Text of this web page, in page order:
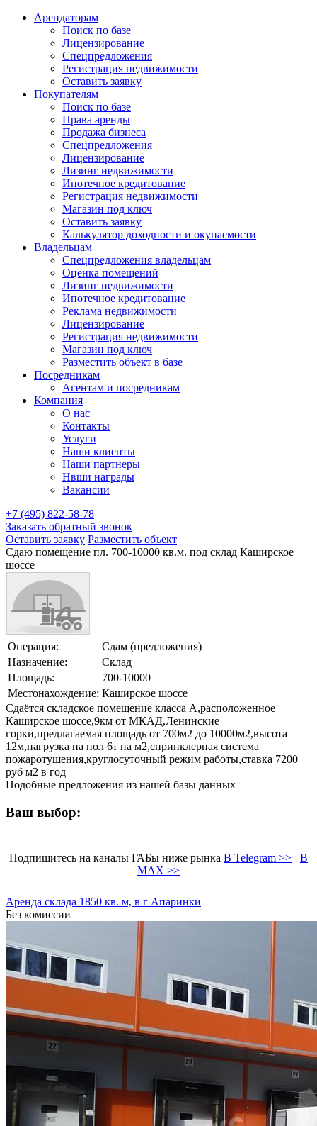
Арендаторам
Поиск по базе
Лицензирование
Спецпредложения
Регистрация недвижимости
Оставить заявку
Покупателям
Поиск по базе
Права аренды
Продажа бизнеса
Спецпредложения
Лицензирование
Лизинг недвижимости
Ипотечное кредитование
Регистрация недвижимости
Магазин под ключ
Оставить заявку
Калькулятор доходности и окупаемости
Владельцам
Спецпредложения владельцам
Оценка помещений
Лизинг недвижимости
Ипотечное кредитование
Реклама недвижимости
Лицензирование
Регистрация недвижимости
Магазин под ключ
Разместить объект в базе
Посредникам
Агентам и посредникам
Компания
О нас
Контакты
Услуги
Наши клиенты
Наши партнеры
Нвши награды
Вакансии
+7 (495) 822-58-78
Заказать обратный звонок
Оставить заявку Разместить объект
Сдаю помещение пл. 700-10000 кв.м. под склад Каширское
шоссе
Операция:
Сдам (предложения)
Назначение:
Склад
Площадь:
700-10000
Местонахождение: Каширское шоссе
Сдаётся складское помещение класса А,расположенное
Каширское шоссе,9км от МКАД,Ленинские
горки,предлагаемая площадь от 700м2 до 10000м2,высота
12м,нагрузка на пол 6т на м2,спринклерная система
пожаротушения,круглосуточный режим работы,ставка 7200
руб м2 в год
Подобные предложения из нашей базы данных
Ваш выбор:
Подпишитесь на каналы ГАБы ниже рынка В Telegram >>
В
MAX >>
Аренда склада 1850 кв. м, в г Апаринки
Без комиссии